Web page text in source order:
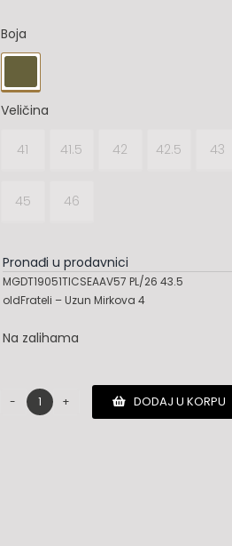
Boja
Veličina
41 41.5 42 42.5 43
45 46
Pronađi u prodavnici
MGDT19051TICSEAAV57 PL/26 43.5
oldFrateli – Uzun Mirkova 4
Na zalihama
Santoni
DODAJ U KORPU